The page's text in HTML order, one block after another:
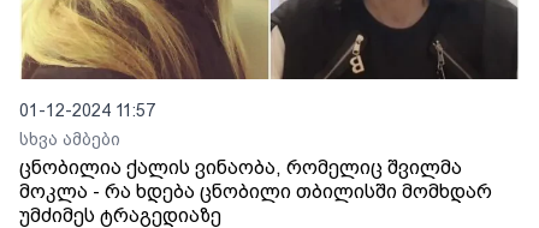
01-12-2024 11:57
სხვა ამბები
ცნობილია ქალის ვინაობა, რომელიც შვილმა
მოკლა - რა ხდება ცნობილი თბილისში მომხდარ
უმძიმეს ტრაგედიაზე